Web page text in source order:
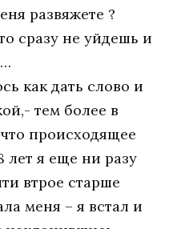
развяжете ?
сразу не уйдешь и
как дать слово и
тем более в
происходящее
лет я еще ни разу
втрое старше
меня – я встал и